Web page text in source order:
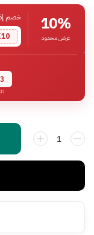
10%
عرض محدود
خصم